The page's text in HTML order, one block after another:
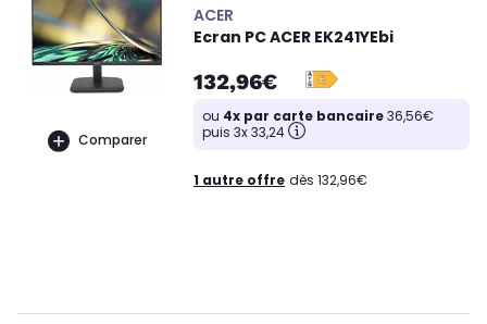
Comparer
ACER
Ecran PC ACER EK241YEbi
132,96€
ou 4x par carte bancaire36,56€
puis 3x 33,24
1 autre offre dès 132,96€